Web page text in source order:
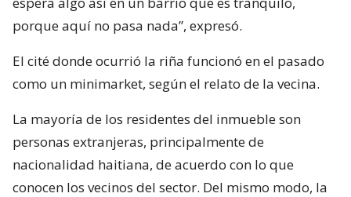
porque aquí no pasa nada”, expresó.
El cité donde ocurrió la riña funcionó en el pasado
como un minimarket, según el relato de la vecina.
La mayoría de los residentes del inmueble son
personas extranjeras, principalmente de
nacionalidad haitiana, de acuerdo con lo que
conocen los vecinos del sector. Del mismo modo, la